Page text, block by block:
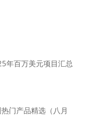
年百万美元项目汇总
门产品精选（八月